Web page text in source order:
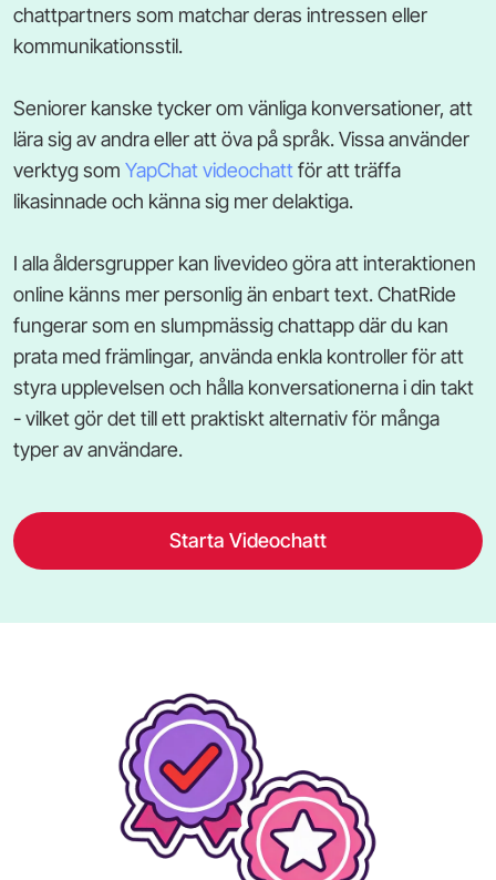
chattpartners som matchar deras intressen eller
kommunikationsstil.
Seniorer kanske tycker om vänliga konversationer, att
lära sig av andra eller att öva på språk. Vissa använder
verktyg som YapChat videochattför att träffa
likasinnade och känna sig mer delaktiga.
I alla åldersgrupper kan livevideo göra att interaktionen
online känns mer personlig än enbart text. ChatRide
fungerar som en slumpmässig chattapp där du kan
prata med främlingar, använda enkla kontroller för att
styra upplevelsen och hålla konversationerna i din takt
- vilket gör det till ett praktiskt alternativ för många
typer av användare.
Starta Videochatt